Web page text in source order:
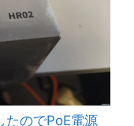
のでPoE電源